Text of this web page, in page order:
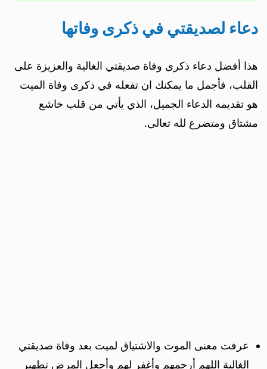
دعاء لصديقتي في ذكرى وفاتها
هذا أفضل دعاء ذكرى وفاة صديقتي الغالية والعزيزة على
القلب، فأجمل ما يمكنك ان تفعله في ذكرى وفاة الميت
هو تقديمه الدعاء الجميل، الذي يأتي من قلب خاشع
مشتاق ومتضرع لله تعالى.
عرفت معنى الموت والاشتياق لميت بعد وفاة صديقتي
الغالية اللهم أرحمهم وأغفر لهم وأجعل المرض تطهير